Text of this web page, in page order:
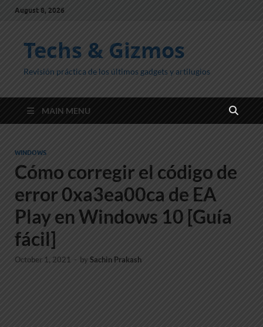
August 8, 2026
Techs & Gizmos
Revisión práctica de los últimos gadgets y artilugios
MAIN MENU
WINDOWS
Cómo corregir el código de
error 0xa3ea00ca de EA
Play en Windows 10 [Guía
fácil]
October 1, 2021 - by Sachin Prakash